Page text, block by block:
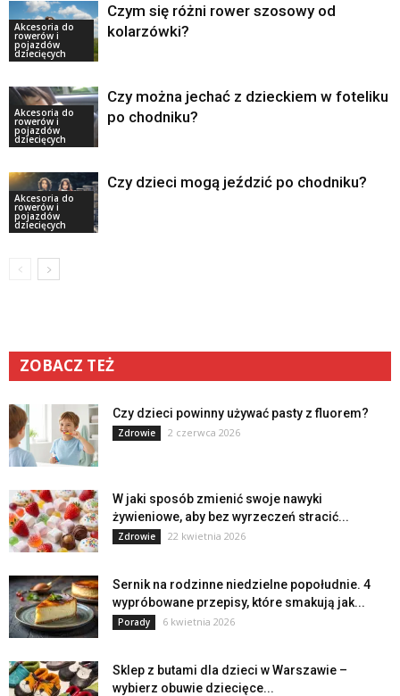
Akcesoria do
rowerów i
pojazdów
dziecięcych
Czym się różni rower szosowy od
kolarzówki?
Akcesoria do
rowerów i
pojazdów
dziecięcych
Czy można jechać z dzieckiem w foteliku
po chodniku?
Akcesoria do
rowerów i
pojazdów
dziecięcych
Czy dzieci mogą jeździć po chodniku?
ZOBACZ TEŻ
Czy dzieci powinny używać pasty z fluorem?
Zdrowie 2 czerwca 2026
W jaki sposób zmienić swoje nawyki
żywieniowe, aby bez wyrzeczeń stracić...
Zdrowie 22 kwietnia 2026
Sernik na rodzinne niedzielne popołudnie. 4
wypróbowane przepisy, które smakują jak...
Porady 6 kwietnia 2026
Sklep z butami dla dzieci w Warszawie –
wybierz obuwie dziecięce...